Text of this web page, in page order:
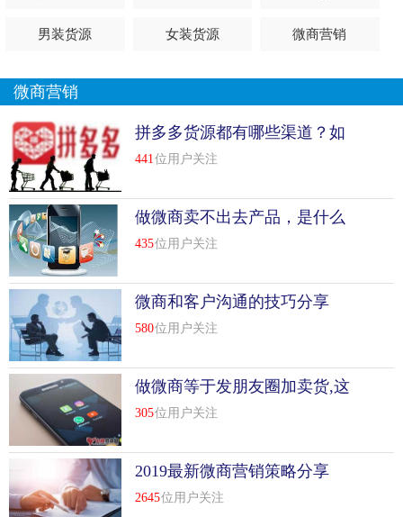
男装货源 女装货源 微商营销
微商营销
拼多多货源都有哪些渠道？如
何选择比较好
441位用户关注
做微商卖不出去产品，是什么
原因
435位用户关注
微商和客户沟通的技巧分享
580位用户关注
做微商等于发朋友圈加卖货,这
种说法错在哪里？
305位用户关注
2019最新微商营销策略分享
2645位用户关注